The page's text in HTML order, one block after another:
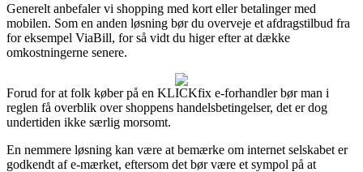
Generelt anbefaler vi shopping med kort eller betalinger med
mobilen. Som en anden løsning bør du overveje et afdragstilbud fra
for eksempel ViaBill, for så vidt du higer efter at dække
omkostningerne senere.
Forud for at folk køber på en KLICKfix e-forhandler bør man i
reglen få overblik over shoppens handelsbetingelser, det er dog
undertiden ikke særlig morsomt.
En nemmere løsning kan være at bemærke om internet selskabet er
godkendt af e-mærket, eftersom det bør være et sympol på at